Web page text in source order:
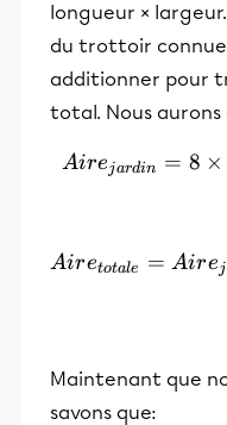
longueur ×
du trottoir
additionner pour
total. Nous aurons
Airejardin = 8 ×
Airetotale = Airej
Maintenant que
savons que: